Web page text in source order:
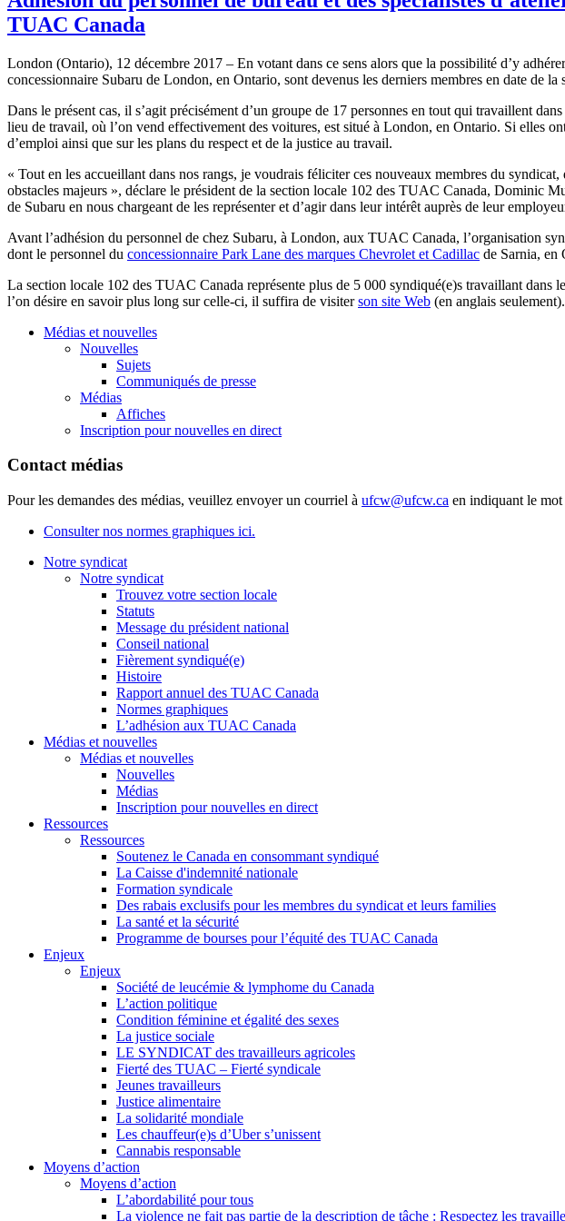
TUAC Canada
London (Ontario), 12 décembre 2017 – En votant dans ce sens alors que la possibilité d’y
concessionnaire Subaru de London, en Ontario, sont devenus les derniers membres en date de
Dans le présent cas, il s’agit précisément d’un groupe de 17 personnes en tout qui travaillent
lieu de travail, où l’on vend effectivement des voitures, est situé à London, en Ontario. Si elles
d’emploi ainsi que sur les plans du respect et de la justice au travail.
« Tout en les accueillant dans nos rangs, je voudrais féliciter ces nouveaux membres du
obstacles majeurs », déclare le président de la section locale 102 des TUAC Canada, Dominic
de Subaru en nous chargeant de les représenter et d’agir dans leur intérêt auprès de leur
Avant l’adhésion du personnel de chez Subaru, à London, aux TUAC Canada, l’organisation
dont le personnel du concessionnaire Park Lane des marques Chevrolet et Cadillac de Sarnia, en
La section locale 102 des TUAC Canada représente plus de 5 000 syndiqué(e)s travaillant dans
l’on désire en savoir plus long sur celle-ci, il suffira de visiterson site Web (en anglais seulement).
Médias et nouvelles
Nouvelles
Sujets
Communiqués de presse
Médias
Affiches
Inscription pour nouvelles en direct
Contact médias
Pour les demandes des médias, veuillez envoyer un courriel à ufcw@ufcw.ca en indiquant le mot
Consulter nos normes graphiques ici.
Notre syndicat
Notre syndicat
Trouvez votre section locale
Statuts
Message du président national
Conseil national
Fièrement syndiqué(e)
Histoire
Rapport annuel des TUAC Canada
Normes graphiques
L’adhésion aux TUAC Canada
Médias et nouvelles
Médias et nouvelles
Nouvelles
Médias
Inscription pour nouvelles en direct
Ressources
Ressources
Soutenez le Canada en consommant syndiqué
La Caisse d'indemnité nationale
Formation syndicale
Des rabais exclusifs pour les membres du syndicat et leurs families
La santé et la sécurité
Programme de bourses pour l’équité des TUAC Canada
Enjeux
Enjeux
Société de leucémie & lymphome du Canada
L’action politique
Condition féminine et égalité des sexes
La justice sociale
LE SYNDICAT des travailleurs agricoles
Fierté des TUAC – Fierté syndicale
Jeunes travailleurs
Justice alimentaire
La solidarité mondiale
Les chauffeur(e)s d’Uber s’unissent
Cannabis responsable
Moyens d’action
Moyens d’action
L’abordabilité pour tous
La violence ne fait pas partie de la description de tâche : Respectez les